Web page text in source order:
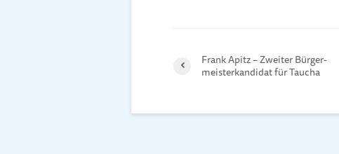
Frank Apitz – Zweiter Bürger­
meister­kan­didat für Taucha